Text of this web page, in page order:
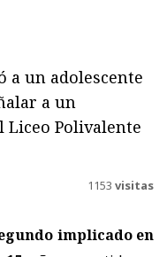
a un adolescente
a un
Liceo Polivalente
1153 visitas
implicado en